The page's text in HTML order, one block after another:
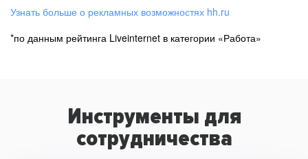
Узнать больше о рекламных возможностях hh.ru
*по данным рейтинга Liveinternet в категории «Работа»
Инструменты для
сотрудничества